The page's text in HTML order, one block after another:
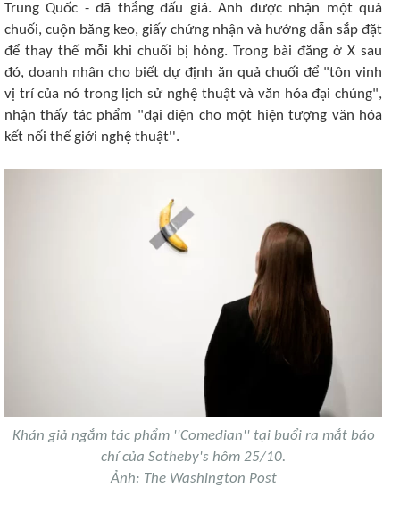
Trung Quốc - đã thắng đấu giá. Anh được nhận một quả
chuối, cuộn băng keo, giấy chứng nhận và hướng dẫn sắp đặt
để thay thế mỗi khi chuối bị hỏng. Trong bài đăng ở X sau
đó, doanh nhân cho biết dự định ăn quả chuối để "tôn vinh
vị trí của nó trong lịch sử nghệ thuật và văn hóa đại chúng",
nhận thấy tác phẩm "đại diện cho một hiện tượng văn hóa
kết nối thế giới nghệ thuật''.
Khán giả ngắm tác phẩm ''Comedian'' tại buổi ra mắt báo
chí của Sotheby's hôm 25/10.
Ảnh: The Washington Post